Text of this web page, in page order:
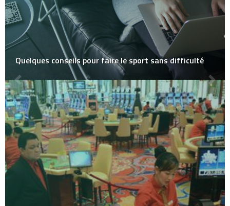
Quelques conseils pour faire le sport sans difficulté